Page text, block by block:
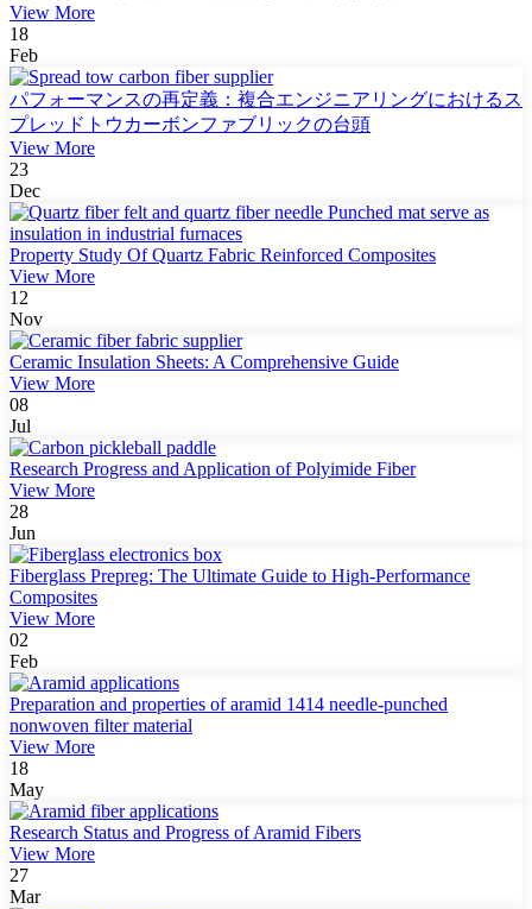
View More
18
Feb
パフォーマンスの再定義：複合エンジニアリングにおけるス
プレッドトウカーボンファブリックの台頭
View More
23
Dec
Property Study Of Quartz Fabric Reinforced Composites
View More
12
Nov
Ceramic Insulation Sheets: A Comprehensive Guide
View More
08
Jul
Research Progress and Application of Polyimide Fiber
View More
28
Jun
Fiberglass Prepreg: The Ultimate Guide to High-Performance
Composites
View More
02
Feb
Preparation and properties of aramid 1414 needle-punched
nonwoven filter material
View More
18
May
Research Status and Progress of Aramid Fibers
View More
27
Mar